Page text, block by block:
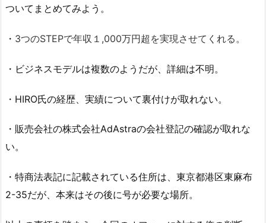
ついてまとめてみよう。
・ 3つのSTEPで年収１,000万円超を実現させてくれる。
・ビジネスモデルは複数のようだが、詳細は不明。
・HIRO氏の経歴、実績について裏付けが取れない。
・販売会社の株式会社AdAstraの会社登記の確認が取れな
い。
・特商法表記に記載されている住所は、 東京都港区東麻布
2-35だが、本来はその後に号が必要な場所。